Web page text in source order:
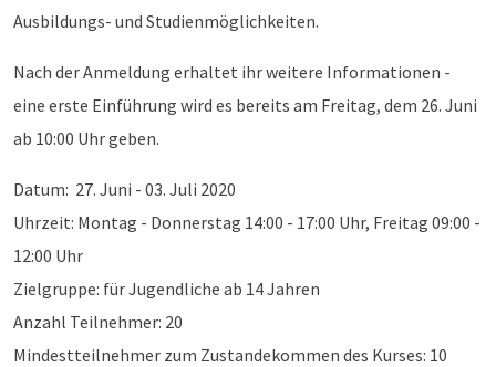
Ausbildungs- und Studienmöglichkeiten.
Nach der Anmeldung erhaltet ihr weitere Informationen -
eine erste Einführung wird es bereits am Freitag, dem 26. Juni
ab 10:00 Uhr geben.
Datum: 27. Juni - 03. Juli 2020
Uhrzeit: Montag - Donnerstag 14:00 - 17:00 Uhr, Freitag 09:00 -
12:00 Uhr
Zielgruppe: für Jugendliche ab 14 Jahren
Anzahl Teilnehmer: 20
Mindestteilnehmer zum Zustandekommen des Kurses: 10